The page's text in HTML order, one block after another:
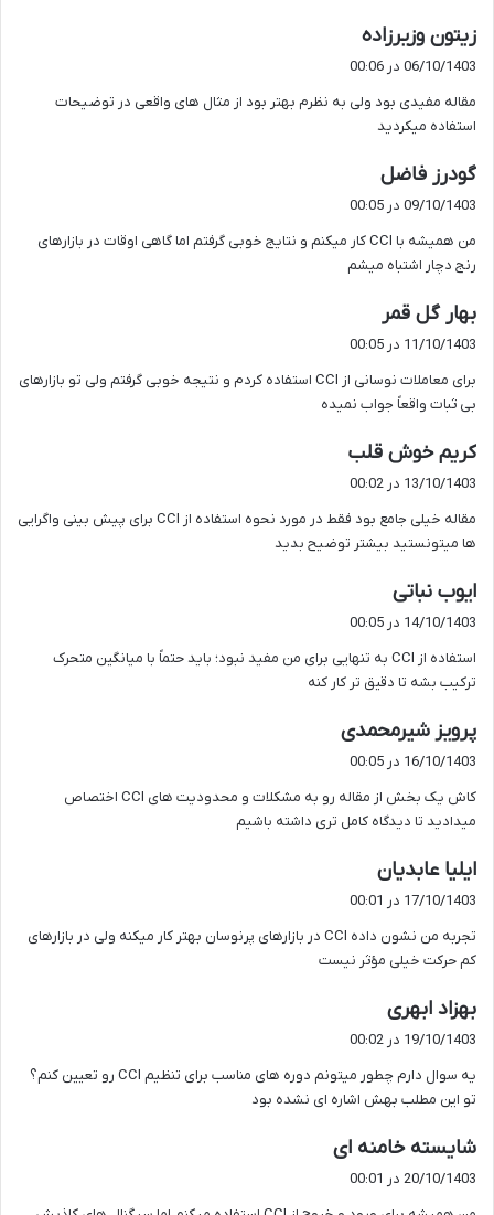
زیتون وزیرزاده
ف
:
06/10/1403 در 00:06
مقاله مفیدی بود ولی به نظرم بهتر بود از مثال های واقعی در توضیحات
استفاده میکردید
گودرز فاضل
ف
:
09/10/1403 در 00:05
من همیشه با CCI کار میکنم و نتایج خوبی گرفتم اما گاهی اوقات در بازارهای
رنج دچار اشتباه میشم
بهار گل قمر
ف
:
11/10/1403 در 00:05
برای معاملات نوسانی از CCI استفاده کردم و نتیجه خوبی گرفتم ولی تو بازارهای
بی ثبات واقعاً جواب نمیده
کریم خوش قلب
:
13/10/1403 در 00:02
مقاله خیلی جامع بود فقط در مورد نحوه استفاده از CCI برای پیش بینی واگرایی
ها میتونستید بیشتر توضیح بدید
ایوب نباتی
:
14/10/1403 در 00:05
استفاده از CCI به تنهایی برای من مفید نبود؛ باید حتماً با میانگین متحرک
ترکیب بشه تا دقیق تر کار کنه
پرویز شیرمحمدی
:
16/10/1403 در 00:05
کاش یک بخش از مقاله رو به مشکلات و محدودیت های CCI اختصاص
میدادید تا دیدگاه کامل تری داشته باشیم
ایلیا عابدیان
ف
:
17/10/1403 در 00:01
تجربه من نشون داده CCI در بازارهای پرنوسان بهتر کار میکنه ولی در بازارهای
کم حرکت خیلی مؤثر نیست
بهزاد ابهری
ف
:
19/10/1403 در 00:02
یه سوال دارم چطور میتونم دوره های مناسب برای تنظیم CCI رو تعیین کنم؟
تو این مطلب بهش اشاره ای نشده بود
شایسته خامنه ای
20/10/1403 در 00:01